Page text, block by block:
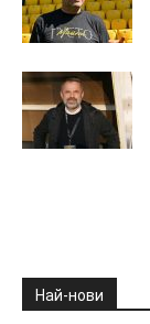
Най-нови